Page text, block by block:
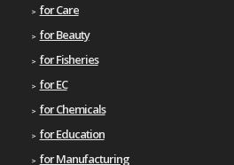
for Care
for Beauty
for Fisheries
for EC
for Chemicals
for Education
for Manufacturing